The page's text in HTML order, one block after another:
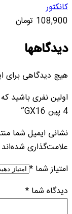
کانکتور
108,900 تومان
دیدگاهها
هیچ دیدگاهی
اولین نفری باشید
4 پین GX16”
نشانی ایمیل شما
علامت‌گذاری شده‌اند
امتیاز شما *
دیدگاه شما *